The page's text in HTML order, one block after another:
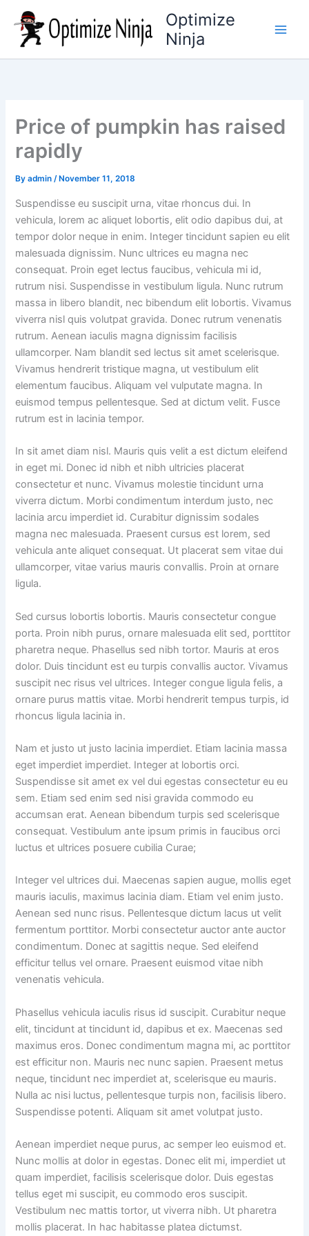
content
Optimize
Ninja
Price of pumpkin has raised
rapidly
Byadmin/ November 11, 2018
Suspendisse eu suscipit urna, vitae rhoncus dui. In
vehicula, lorem ac aliquet lobortis, elit odio dapibus dui, at
tempor dolor neque in enim. Integer tincidunt sapien eu elit
malesuada dignissim. Nunc ultrices eu magna nec
consequat. Proin eget lectus faucibus, vehicula mi id,
rutrum nisi. Suspendisse in vestibulum ligula. Nunc rutrum
massa in libero blandit, nec bibendum elit lobortis. Vivamus
viverra nisl quis volutpat gravida. Donec rutrum venenatis
rutrum. Aenean iaculis magna dignissim facilisis
ullamcorper. Nam blandit sed lectus sit amet scelerisque.
Vivamus hendrerit tristique magna, ut vestibulum elit
elementum faucibus. Aliquam vel vulputate magna. In
euismod tempus pellentesque. Sed at dictum velit. Fusce
rutrum est in lacinia tempor.
In sit amet diam nisl. Mauris quis velit a est dictum eleifend
in eget mi. Donec id nibh et nibh ultricies placerat
consectetur et nunc. Vivamus molestie tincidunt urna
viverra dictum. Morbi condimentum interdum justo, nec
lacinia arcu imperdiet id. Curabitur dignissim sodales
magna nec malesuada. Praesent cursus est lorem, sed
vehicula ante aliquet consequat. Ut placerat sem vitae dui
ullamcorper, vitae varius mauris convallis. Proin at ornare
ligula.
Sed cursus lobortis lobortis. Mauris consectetur congue
porta. Proin nibh purus, ornare malesuada elit sed, porttitor
pharetra neque. Phasellus sed nibh tortor. Mauris at eros
dolor. Duis tincidunt est eu turpis convallis auctor. Vivamus
suscipit nec risus vel ultrices. Integer congue ligula felis, a
ornare purus mattis vitae. Morbi hendrerit tempus turpis, id
rhoncus ligula lacinia in.
Nam et justo ut justo lacinia imperdiet. Etiam lacinia massa
eget imperdiet imperdiet. Integer at lobortis orci.
Suspendisse sit amet ex vel dui egestas consectetur eu eu
sem. Etiam sed enim sed nisi gravida commodo eu
accumsan erat. Aenean bibendum turpis sed scelerisque
consequat. Vestibulum ante ipsum primis in faucibus orci
luctus et ultrices posuere cubilia Curae;
Integer vel ultrices dui. Maecenas sapien augue, mollis eget
mauris iaculis, maximus lacinia diam. Etiam vel enim justo.
Aenean sed nunc risus. Pellentesque dictum lacus ut velit
fermentum porttitor. Morbi consectetur auctor ante auctor
condimentum. Donec at sagittis neque. Sed eleifend
efficitur tellus vel ornare. Praesent euismod vitae nibh
venenatis vehicula.
Phasellus vehicula iaculis risus id suscipit. Curabitur neque
elit, tincidunt at tincidunt id, dapibus et ex. Maecenas sed
maximus eros. Donec condimentum magna mi, ac porttitor
est efficitur non. Mauris nec nunc sapien. Praesent metus
neque, tincidunt nec imperdiet at, scelerisque eu mauris.
Nulla ac nisi luctus, pellentesque turpis non, facilisis libero.
Suspendisse potenti. Aliquam sit amet volutpat justo.
Aenean imperdiet neque purus, ac semper leo euismod et.
Nunc mollis at dolor in egestas. Donec elit mi, imperdiet ut
quam imperdiet, facilisis scelerisque dolor. Duis egestas
tellus eget mi suscipit, eu commodo eros suscipit.
Vestibulum nec mattis tortor, ut viverra nibh. Ut pharetra
mollis placerat. In hac habitasse platea dictumst.